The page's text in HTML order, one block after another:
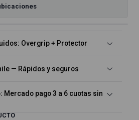
Overgrip + Protector
— Rápidos y seguros
Mercado pago 3 a 6 cuotas sin